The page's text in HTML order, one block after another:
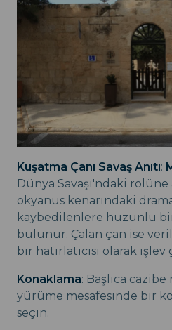
Kuşatma Çanı Savaş Anıtı:
Dünya Savaşı'ndaki rolüne
okyanus kenarındaki
kaybedilenlere hüzünlü
bulunur. Çalan çan ise
bir hatırlatıcısı olarak işlev
Konaklama: Başlıca
yürüme mesafesinde bir
seçin.